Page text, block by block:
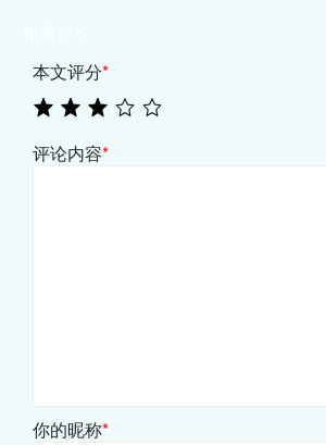
本文评分*
评论内容*
你的昵称*